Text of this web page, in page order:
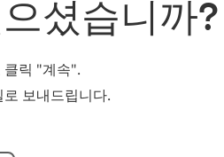
셨습니까?
클릭 "계속".
보내드립니다.